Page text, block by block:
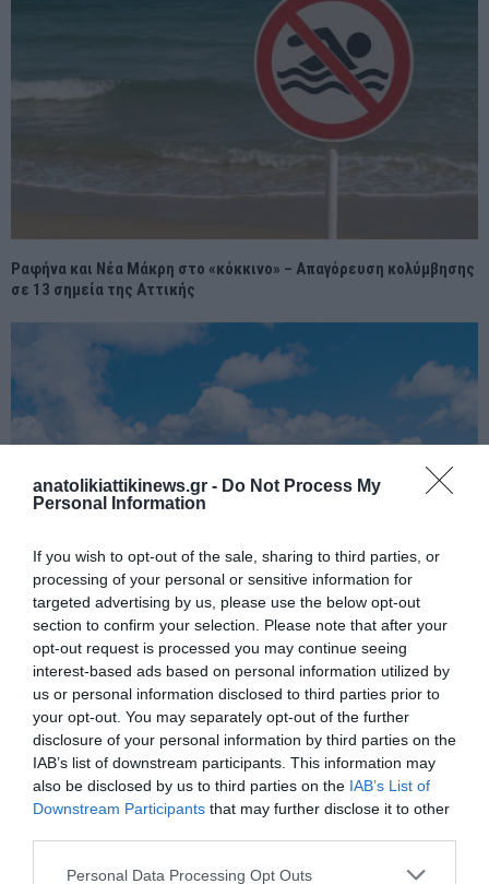
anatolikiattikinews.gr - Do Not Process My
Personal Information
If you wish to opt-out of the sale, sharing to third parties, or
processing of your personal or sensitive information for
targeted advertising by us, please use the below opt-out
section to confirm your selection. Please note that after your
opt-out request is processed you may continue seeing
interest-based ads based on personal information utilized by
us or personal information disclosed to third parties prior to
your opt-out. You may separately opt-out of the further
disclosure of your personal information by third parties on the
IAB’s list of downstream participants. This information may
also be disclosed by us to third parties on the IAB’s List of
Downstream Participants that may further disclose it to other
Personal Data Processing Opt Outs
Ραφήνα και Νέα Μάκρη στο «κόκκινο» – Απαγόρευση κολύμβησης
σε 13 σημεία της Αττικής
Αλβανία: Με Ελληνική Επιχειρηματική Σύμπραξη ΓΕΚ ΤΕΡΝΑ και
ΔΕΠΑ Εμπορίας για τον Πρώτο Σταθμό Αερίου